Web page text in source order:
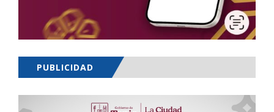
PUBLICIDAD